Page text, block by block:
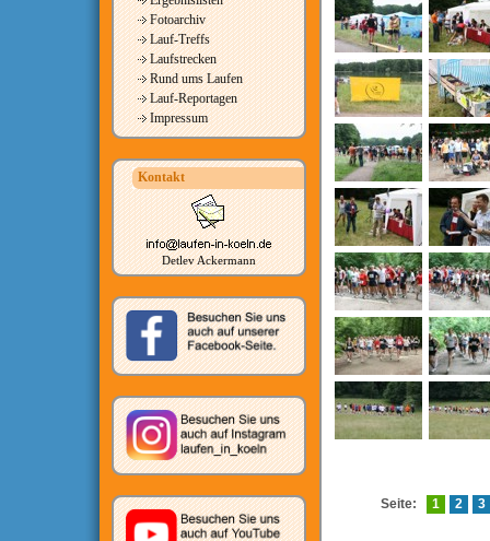
Fotoarchiv
Lauf-Treffs
Laufstrecken
Rund ums Laufen
Lauf-Reportagen
Impressum
Kontakt
Detlev Ackermann
Seite: 1 2 3